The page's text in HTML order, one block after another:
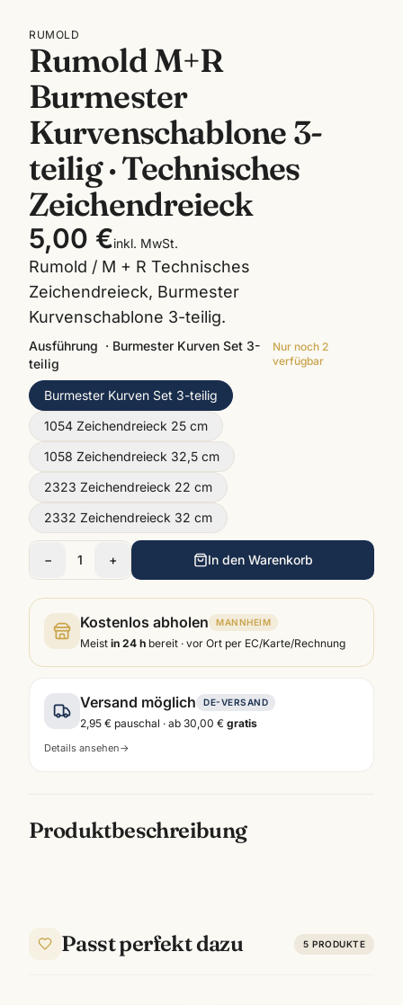
RUMOLD
Rumold M+R
Burmester
Kurvenschablone 3-
teilig · Technisches
Zeichendreieck
5,00 €inkl. MwSt.
Rumold / M + R Technisches
Zeichendreieck, Burmester
Kurvenschablone 3-teilig.
Ausführung · Burmester Kurven Set 3-
teilig
Nur noch 2
verfügbar
Burmester Kurven Set 3-teilig
1054 Zeichendreieck 25 cm
1058 Zeichendreieck 32,5 cm
2323 Zeichendreieck 22 cm
2332 Zeichendreieck 32 cm
− 1 + In den Warenkorb
Kostenlos abholen MANNHEIM
Meist in 24 h bereit · vor Ort per EC/Karte/Rechnung
Versand möglich DE-VERSAND
2,95 € pauschal · ab 30,00 € gratis
Details ansehen→
Produktbeschreibung
Passt perfekt dazu 5 PRODUKTE